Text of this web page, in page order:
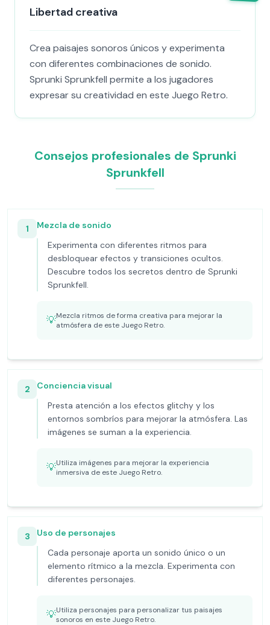
Libertad creativa
Crea paisajes sonoros únicos y experimenta
con diferentes combinaciones de sonido.
Sprunki Sprunkfell permite a los jugadores
expresar su creatividad en este Juego Retro.
Consejos profesionales de Sprunki
Sprunkfell
1
Mezcla de sonido
Experimenta con diferentes ritmos para
desbloquear efectos y transiciones ocultos.
Descubre todos los secretos dentro de Sprunki
Sprunkfell.
💡Mezcla ritmos de forma creativa para mejorar la
atmósfera de este Juego Retro.
2
Conciencia visual
Presta atención a los efectos glitchy y los
entornos sombríos para mejorar la atmósfera. Las
imágenes se suman a la experiencia.
💡Utiliza imágenes para mejorar la experiencia
inmersiva de este Juego Retro.
3
Uso de personajes
Cada personaje aporta un sonido único o un
elemento rítmico a la mezcla. Experimenta con
diferentes personajes.
💡Utiliza personajes para personalizar tus paisajes
sonoros en este Juego Retro.